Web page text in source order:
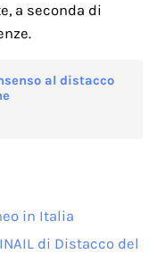
a seconda di
al distacco
in Italia
di Distacco del